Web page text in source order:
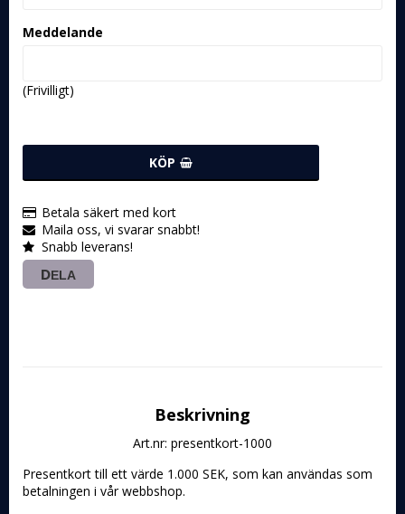
Meddelande
(Frivilligt)
KÖP
Betala säkert med kort
Maila oss, vi svarar snabbt!
Snabb leverans!
DELA
Beskrivning
Art.nr: presentkort-1000
Presentkort till ett värde 1.000 SEK, som kan användas som
betalningen i vår webbshop.